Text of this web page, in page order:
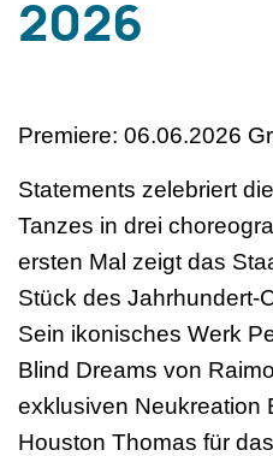
2026
Premiere: 06.06.2026
Statements zelebriert
Tanzes in drei
ersten Mal zeigt das
Stück des Jahrhundert-
Sein ikonisches Werk
Blind Dreams von
exklusiven Neukreation
Houston Thomas für